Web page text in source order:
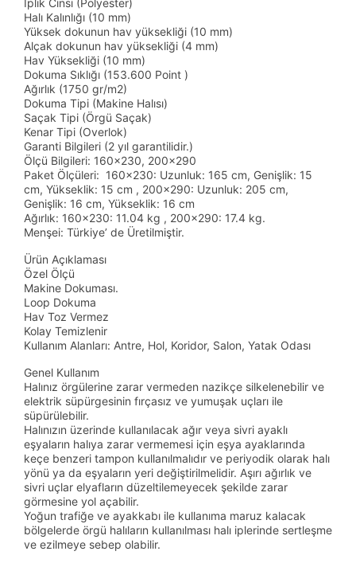
Halı Kalınlığı (10 mm)
Yüksek dokunun hav yüksekliği (10 mm)
Alçak dokunun hav yüksekliği (4 mm)
Hav Yüksekliği (10 mm)
Dokuma Sıklığı (153.600 Point )
Ağırlık (1750 gr/m2)
Dokuma Tipi (Makine Halısı)
Saçak Tipi (Örgü Saçak)
Kenar Tipi (Overlok)
Garanti Bilgileri (2 yıl garantilidir.)
Ölçü Bilgileri: 160x230, 200x290
Paket Ölçüleri: 160x230: Uzunluk: 165 cm, Genişlik: 15
cm, Yükseklik: 15 cm , 200x290: Uzunluk: 205 cm,
Genişlik: 16 cm, Yükseklik: 16 cm
Ağırlık: 160x230: 11.04 kg , 200x290: 17.4 kg.
Menşei: Türkiye’ de Üretilmiştir.
Ürün Açıklaması
Özel Ölçü
Makine Dokuması.
Loop Dokuma
Hav Toz Vermez
Kolay Temizlenir
Kullanım Alanları: Antre, Hol, Koridor, Salon, Yatak Odası
Genel Kullanım
Halınız örgülerine zarar vermeden nazikçe silkelenebilir ve
elektrik süpürgesinin fırçasız ve yumuşak uçları ile
süpürülebilir.
Halınızın üzerinde kullanılacak ağır veya sivri ayaklı
eşyaların halıya zarar vermemesi için eşya ayaklarında
keçe benzeri tampon kullanılmalıdır ve periyodik olarak halı
yönü ya da eşyaların yeri değiştirilmelidir. Aşırı ağırlık ve
sivri uçlar elyafların düzeltilemeyecek şekilde zarar
görmesine yol açabilir.
Yoğun trafiğe ve ayakkabı ile kullanıma maruz kalacak
bölgelerde örgü halıların kullanılması halı iplerinde sertleşme
ve ezilmeye sebep olabilir.